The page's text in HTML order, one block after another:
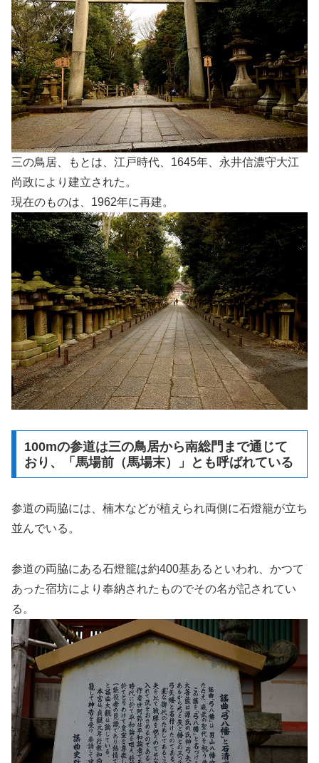
三の鳥居、もとは、江戸時代、1645年、永井信濃守大江
尚政により建立された。
現在のものは、1962年に再建。
100mの参道は三の鳥居から南総門まで通じて
おり、「馬場前（馬場末）」とも呼ばれている
参道の両脇には、楠木などが植えられ両側に石燈籠が立ち
並んでいる。
参道の両脇にある石燈籠は約400基あるといわれ、かつて
あった宿坊により奉納されたものでその名が記されてい
る。